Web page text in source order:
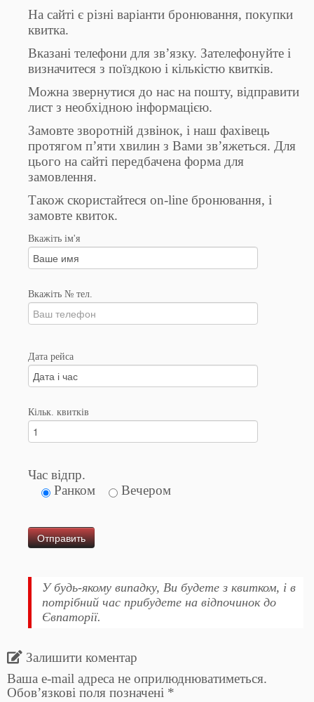
На сайті є різні варіанти бронювання, покупки
квитка.
Вказані телефони для зв’язку. Зателефонуйте і
визначитеся з поїздкою і кількістю квитків.
Можна звернутися до нас на пошту, відправити
лист з необхідною інформацією.
Замовте зворотній дзвінок, і наш фахівець
протягом п’яти хвилин з Вами зв’яжеться. Для
цього на сайті передбачена форма для
замовлення.
Також скористайтеся on-line бронювання, і
замовте квиток.
Вкажіть ім'я
Вкажіть № тел.
Дата рейса
Кільк. квитків
Час відпр.
Ранком
Вечером
У будь-якому випадку, Ви будете з квитком, і в
потрібний час прибудете на відпочинок до
Євпаторії.
Залишити коментар
Ваша e-mail адреса не оприлюднюватиметься.
Обов’язкові поля позначені *